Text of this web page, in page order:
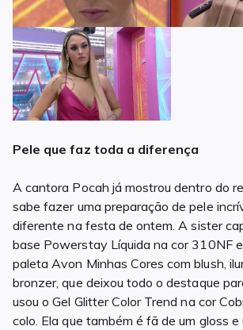
Pele que faz toda a diferença
A cantora Pocah já mostrou dentro do
sabe fazer uma preparação de pele
diferente na festa de ontem. A sister
base Powerstay Líquida na cor 310NF
paleta Avon Minhas Cores com blush,
bronzer, que deixou todo o destaque
usou o Gel Glitter Color Trend na cor
colo. Ela que também é fã de um gloss e